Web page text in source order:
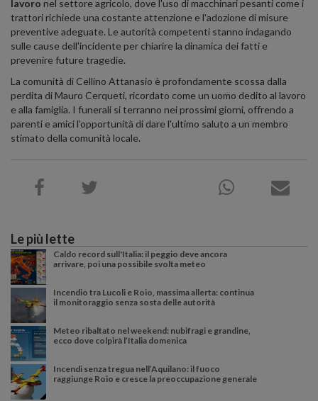
lavoro nel settore agricolo, dove l'uso di macchinari pesanti come i
trattori richiede una costante attenzione e l'adozione di misure
preventive adeguate. Le autorità competenti stanno indagando
sulle cause dell'incidente per chiarire la dinamica dei fatti e
prevenire future tragedie.
La comunità di Cellino Attanasio è profondamente scossa dalla
perdita di Mauro Cerqueti, ricordato come un uomo dedito al lavoro
e alla famiglia. I funerali si terranno nei prossimi giorni, offrendo a
parenti e amici l'opportunità di dare l'ultimo saluto a un membro
stimato della comunità locale.
Le più lette
Caldo record sull'Italia: il peggio deve ancora
arrivare, poi una possibile svolta meteo
Incendio tra Lucoli e Roio, massima allerta: continua
il monitoraggio senza sosta delle autorità
Meteo ribaltato nel weekend: nubifragi e grandine,
ecco dove colpirà l’Italia domenica
Incendi senza tregua nell’Aquilano: il fuoco
raggiunge Roio e cresce la preoccupazione generale